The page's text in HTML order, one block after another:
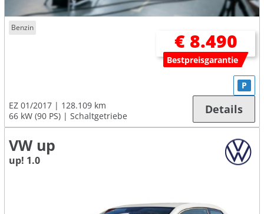
Benzin
€ 8.490
Bestpreisgarantie
EZ 01/2017
128.109 km
66 kW (90 PS)
Schaltgetriebe
P
Details
VW up
up! 1.0